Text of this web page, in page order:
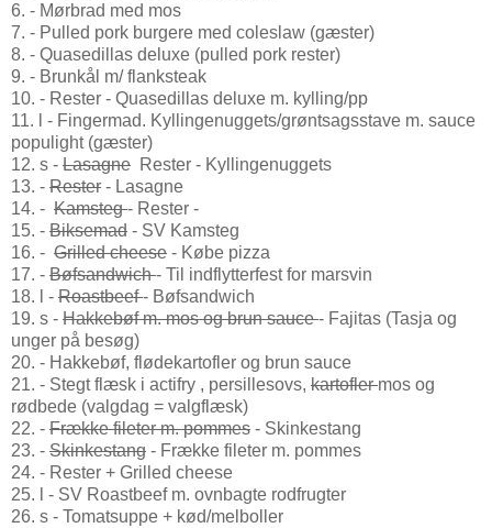
6. - Mørbrad med mos
7. - Pulled pork burgere med coleslaw (gæster)
8. - Quasedillas deluxe (pulled pork rester)
9. - Brunkål m/ flanksteak
10. - Rester - Quasedillas deluxe m. kylling/pp
11. l - Fingermad. Kyllingenuggets/grøntsagsstave m. sauce
populight (gæster)
12. s - Lasagne Rester - Kyllingenuggets
13. - Rester - Lasagne
14. - Kamsteg- Rester -
15. - Biksemad - SV Kamsteg
16. - Grilled cheese - Købe pizza
17. - Bøfsandwich- Til indflytterfest for marsvin
18. l - Roastbeef- Bøfsandwich
19. s - Hakkebøf m. mos og brun sauce- Fajitas (Tasja og
unger på besøg)
20. - Hakkebøf, flødekartofler og brun sauce
21. - Stegt flæsk i actifry , persillesovs, kartoflermos og
rødbede (valgdag = valgflæsk)
22. - Frække fileter m. pommes - Skinkestang
23. - Skinkestang - Frække fileter m. pommes
24. - Rester + Grilled cheese
25. l - SV Roastbeef m. ovnbagte rodfrugter
26. s - Tomatsuppe + kød/melboller